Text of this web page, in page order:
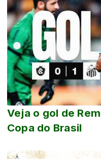
Veja o gol de
Copa do Brasil